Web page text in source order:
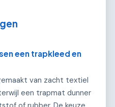
een trapkleed en
van zacht textiel
een trapmat dunner